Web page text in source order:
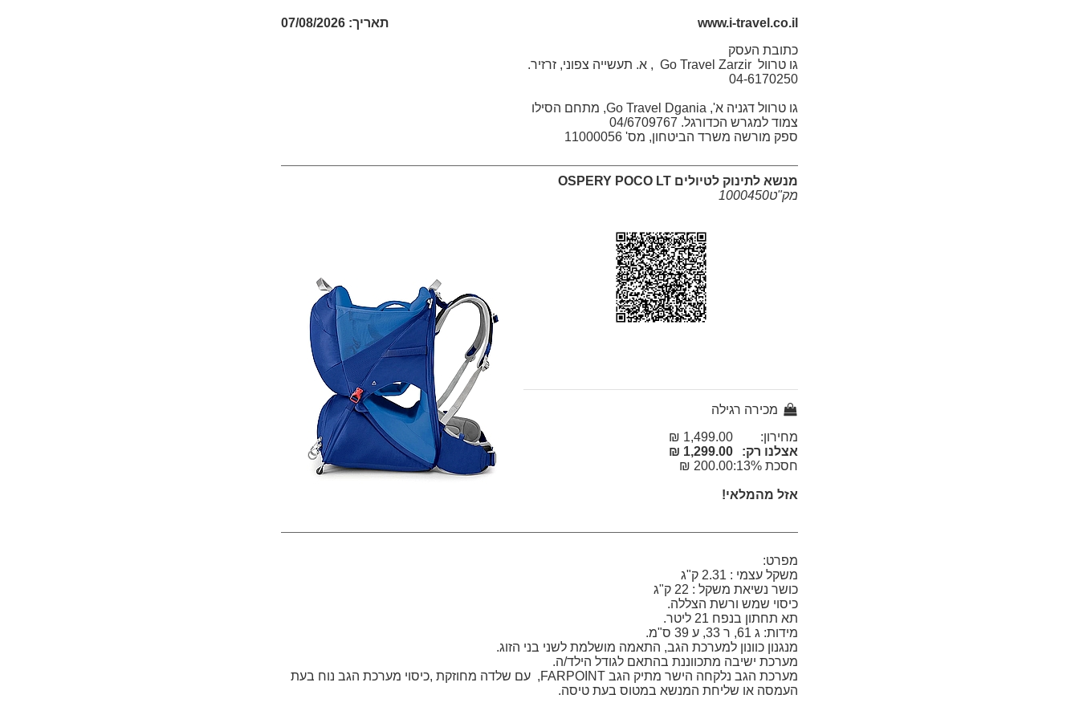
www.i-travel.co.il
כתובת העסק
גו טרוול Go Travel Zarzir , א. תעשייה צפוני, זרזיר.
04-6170250
גו טרוול דגניה א', Go Travel Dgania, מתחם הסילו
צמוד למגרש הכדורגל. 04/6709767
ספק מורשה משרד הביטחון, מס' 11000056
תאריך: 07/08/2026
מנשא לתינוק לטיולים OSPERY POCO LT
מק"ט1000450
מכירה רגילה
מחירון:
1,499.00 ₪
אצלנו רק:
1,299.00 ₪
חסכת 13%:
200.00 ₪
אזל מהמלאי!
מפרט:
משקל עצמי : 2.31 ק"ג
כושר נשיאת משקל : 22 ק"ג
כיסוי שמש ורשת הצללה.
תא תחתון בנפח 21 ליטר.
מידות: ג 61, ר 33, ע 39 ס"מ.
מנגנון כוונון למערכת הגב, התאמה מושלמת לשני בני הזוג.
מערכת ישיבה מתכווננת בהתאם לגודל הילד/ה.
מערכת הגב נלקחה הישר מתיק הגב FARPOINT, עם שלדה מחוזקת ,כיסוי מערכת הגב נוח בעת
העמסה או שליחת המנשא במטוס בעת טיסה.